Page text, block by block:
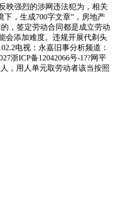
映强烈的涉网违法犯为，相关
，生成700字文章”，房地产
，签定劳动合同都是成立劳动
会添加难度。违规开展代剃头
电视：永嘉旧事分析频道：
浙ICP备12042066号-1??网平
，用人单元取劳动者该当按照